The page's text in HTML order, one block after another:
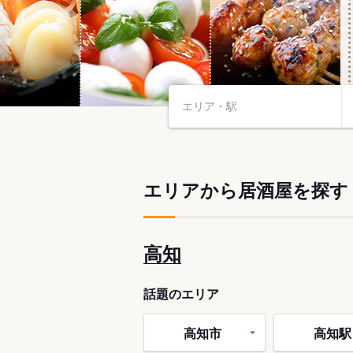
エリアから居酒屋を探す
高知
話題のエリア
高知市 高知駅